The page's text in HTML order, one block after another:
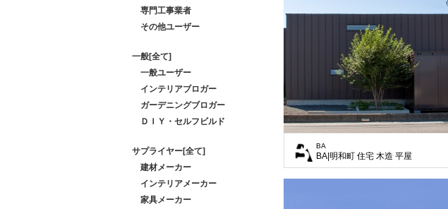
専門工事業者
その他ユーザー
一般[全て]
一般ユーザー
インテリアブロガー
ガーデニングブロガー
ＤＩＹ・セルフビルド
サプライヤー[全て]
建材メーカー
インテリアメーカー
家具メーカー
BA
BA|明和町 住宅 木造 平屋